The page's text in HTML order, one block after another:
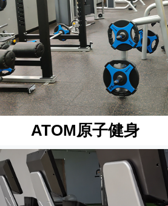
ATOM原子健身